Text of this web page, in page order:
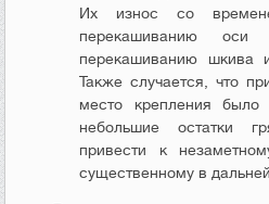
Их износ со
перекашиванию
перекашиванию шкива
Также случается, что
место крепления
небольшие остатки
привести к
существенному в